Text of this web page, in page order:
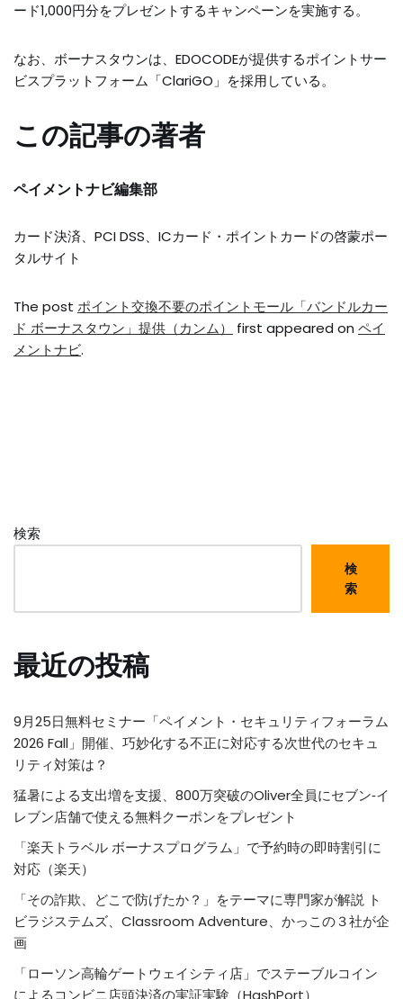
ード1,000円分をプレゼントするキャンペーンを実施する。
なお、ボーナスタウンは、EDOCODEが提供するポイントサー
ビスプラットフォーム「ClariGO」を採用している。
この記事の著者
ペイメントナビ編集部
カード決済、PCI DSS、ICカード・ポイントカードの啓蒙ポー
タルサイト
The post ポイント交換不要のポイントモール「バンドルカー
ド ボーナスタウン」提供（カンム）
first appeared on ペイ
メントナビ.
検索
検
索
最近の投稿
9月25日無料セミナー「ペイメント・セキュリティフォーラム
2026 Fall」開催、巧妙化する不正に対応する次世代のセキュ
リティ対策は？
猛暑による支出増を支援、800万突破のOliver全員にセブン‐イ
レブン店舗で使える無料クーポンをプレゼント
「楽天トラベル ボーナスプログラム」で予約時の即時割引に
対応（楽天）
「その詐欺、どこで防げたか？」をテーマに専門家が解説 ト
ビラジステムズ、Classroom Adventure、かっこの３社が企
画
「ローソン高輪ゲートウェイシティ店」でステーブルコイン